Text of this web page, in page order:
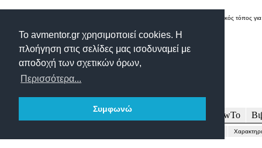
Το avmentor.gr χρησιμοποιεί cookies. Η
πλοήγηση στις σελίδες μας ισοδυναμεί με
αποδοχή των σχετικών όρων,
Περισσότερα...
Συμφωνώ
Δικτυακός τόπος
Δοκιμές Άρθρα HowTo